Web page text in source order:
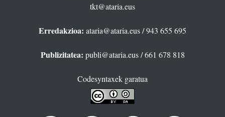
tkt@ataria.eus
Erredakzioa: ataria@ataria.eus/ 943 655 695
Publizitatea: publi@ataria.eus/ 661 678 818
Codesyntaxek garatua